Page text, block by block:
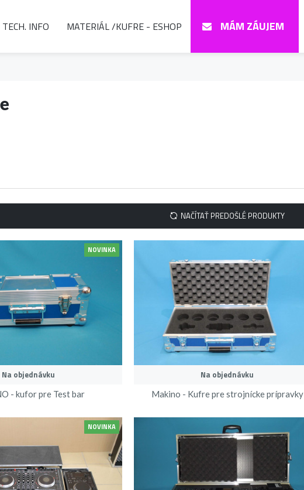
TECH. INFO MATERIÁL /KUFRE - ESHOP MÁM ZÁUJEM
NAČÍTAŤ PREDOŠLÉ PRODUKTY
NOVINKA
Na objednávku
- kufor pre Test bar
Na objednávku
Makino - Kufre pre strojnícke prípravky
NOVINKA